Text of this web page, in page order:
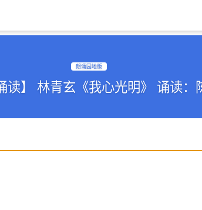
朗诵园地版
读】 林青玄《我心光明》 诵读：